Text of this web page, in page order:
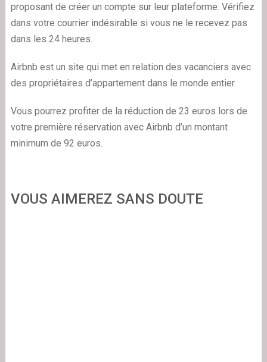
proposant de créer un compte sur leur plateforme. Vérifiez
dans votre courrier indésirable si vous ne le recevez pas
dans les 24 heures.
Airbnb est un site qui met en relation des vacanciers avec
des propriétaires d’appartement dans le monde entier.
Vous pourrez profiter de la réduction de 23 euros lors de
votre première réservation avec Airbnb d’un montant
minimum de 92 euros.
VOUS AIMEREZ SANS DOUTE